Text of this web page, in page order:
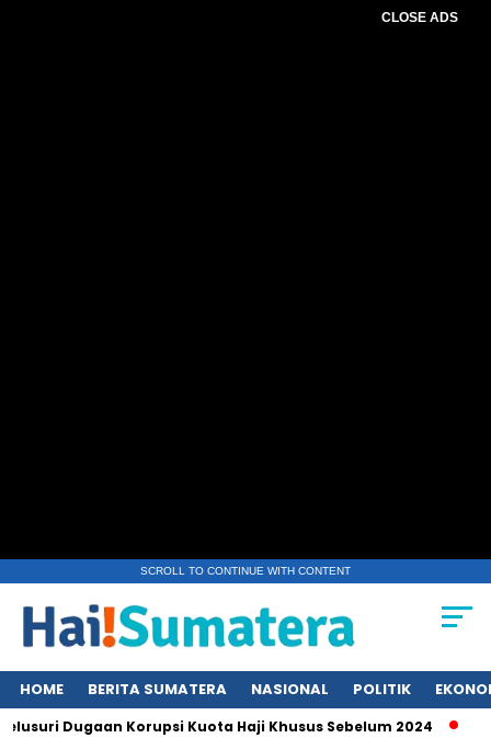
CLOSE ADS
SCROLL TO CONTINUE WITH CONTENT
HOME BERITA SUMATERA NASIONAL POLITIK
Korupsi Kuota Haji Khusus Sebelum 2024 Erupsi